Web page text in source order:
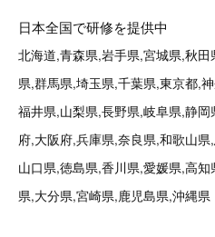
日本全国で研修を提供中
北海道,青森県,岩手県,宮城県,秋
県,群馬県,埼玉県,千葉県,東京都,
福井県,山梨県,長野県,岐阜県,静
府,大阪府,兵庫県,奈良県,和歌山
山口県,徳島県,香川県,愛媛県,高
県,大分県,宮崎県,鹿児島県,沖縄県